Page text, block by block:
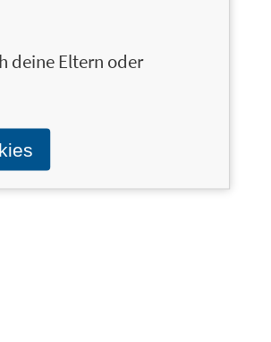
deine Eltern oder